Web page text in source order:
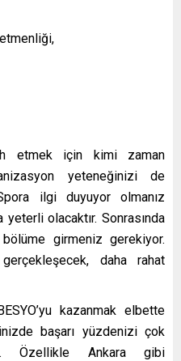
etmek için kimi zaman
yeteneğinizi de
ilgi duyuyor olmanız
yeterli olacaktır. Sonrasında
girmeniz gerekiyor.
daha rahat
kazanmak elbette
başarı yüzdenizi çok
Özellikle Ankara gibi